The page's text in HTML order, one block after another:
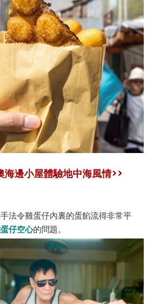
海邊小屋體驗地中海風情>>
法令雞蛋仔內裏的蛋餡流得非常平
仔空心的問題。